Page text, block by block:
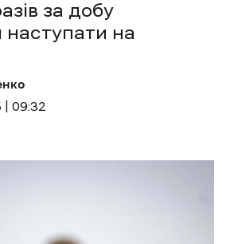
за добу
наступати на
| 09:32